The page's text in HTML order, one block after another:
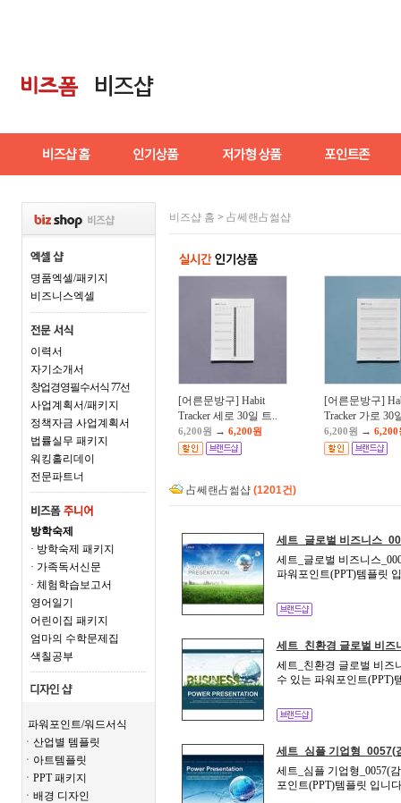
명품엑셀/패키지
비즈니스엑셀
이력서
자기소개서
창업경영필수서식 77선
사업계획서/패키지
정책자금 사업계획서
법률실무 패키지
워킹홀리데이
전문파트너
방학숙제
· 방학숙제 패키지
· 가족독서신문
· 체험학습보고서
영어일기
어린이집 패키지
엄마의 수학문제집
색칠공부
파워포인트/워드서식
ㆍ산업별 템플릿
ㆍ아트템플릿
ㆍPPT 패키지
ㆍ배경 디자인
비즈샵 홈 > 占쎄랜占썲샵
[어른문방구] Habit
Tracker 세로 30일 트..
6,200원 → 6,200원
[어른문방구]
Tracker 가로 30
6,200원 → 6,200
占쎄랜占썲샵 (1201건)
세트_글로벌 비즈니스
세트_글로벌 비즈니스
파워포인트(PPT)템플릿
세트_친환경 글로벌 비즈
세트_친환경 글로벌 비즈
수 있는 파워포인트(PPT)
세트_심플 기업형_0057(
세트_심플 기업형_0057(
포인트(PPT)템플릿 입니